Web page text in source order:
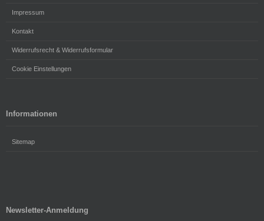
Impressum
Kontakt
Widerrufsrecht & Widerrufsformular
Cookie Einstellungen
Informationen
Sitemap
Newsletter-Anmeldung